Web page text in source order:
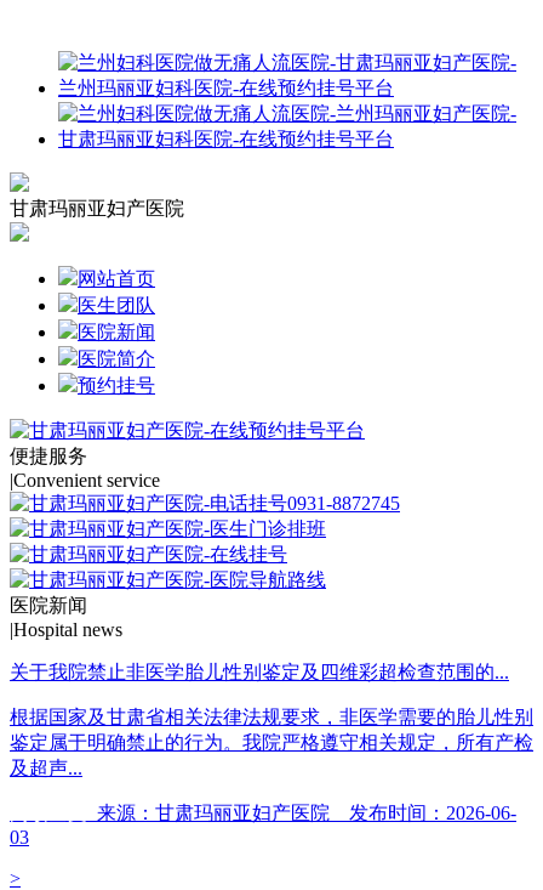
甘肃玛丽亚妇产医院
网站首页
医生团队
医院新闻
医院简介
预约挂号
便捷服务
|Convenient service
医院新闻
|Hospital news
关于我院禁止非医学胎儿性别鉴定及四维彩超检查范围的...
根据国家及甘肃省相关法律法规要求，非医学需要的胎儿性别
鉴定属于明确禁止的行为。我院严格遵守相关规定，所有产检
及超声...
来源：甘肃玛丽亚妇产医院 发布时间：2026-06-
03
>